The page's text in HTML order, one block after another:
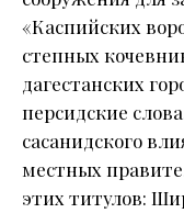
«Каспийских
степных
дагестанских
персидские
сасанидского
местных
этих титулов: